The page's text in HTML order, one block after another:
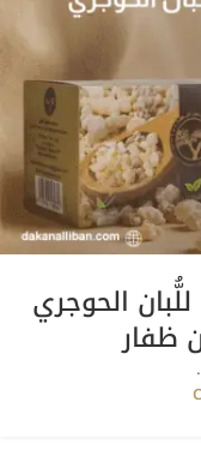
الحوجري
ظفار